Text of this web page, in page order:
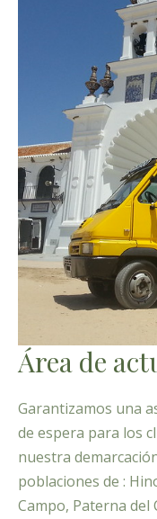
Área de
Garantizamos una
de espera para los
nuestra
poblaciones de :
Campo, Paterna del